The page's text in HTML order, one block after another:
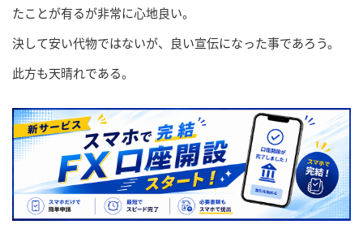
たことが有るが非常に心地良い。
決して安い代物ではないが、良い宣伝になった事であろう。
此方も天晴れである。